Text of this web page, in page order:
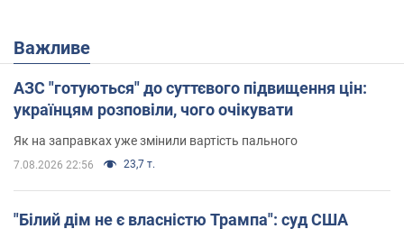
Важливе
АЗС "готуються" до суттєвого підвищення цін:
українцям розповіли, чого очікувати
Як на заправках уже змінили вартість пального
7.08.2026 22:56 23,7 т.
"Білий дім не є власністю Трампа": суд США